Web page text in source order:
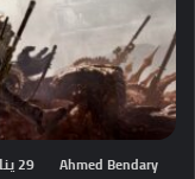
Ahmed Bendary 29 يناير، 2026